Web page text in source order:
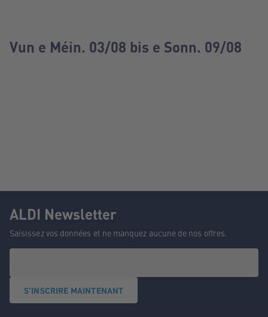
Vun e Méin. 03/08 bis e Sonn. 09/08
ALDI Newsletter
Saisissez vos données et ne manquez aucune de nos offres.
S'INSCRIRE MAINTENANT